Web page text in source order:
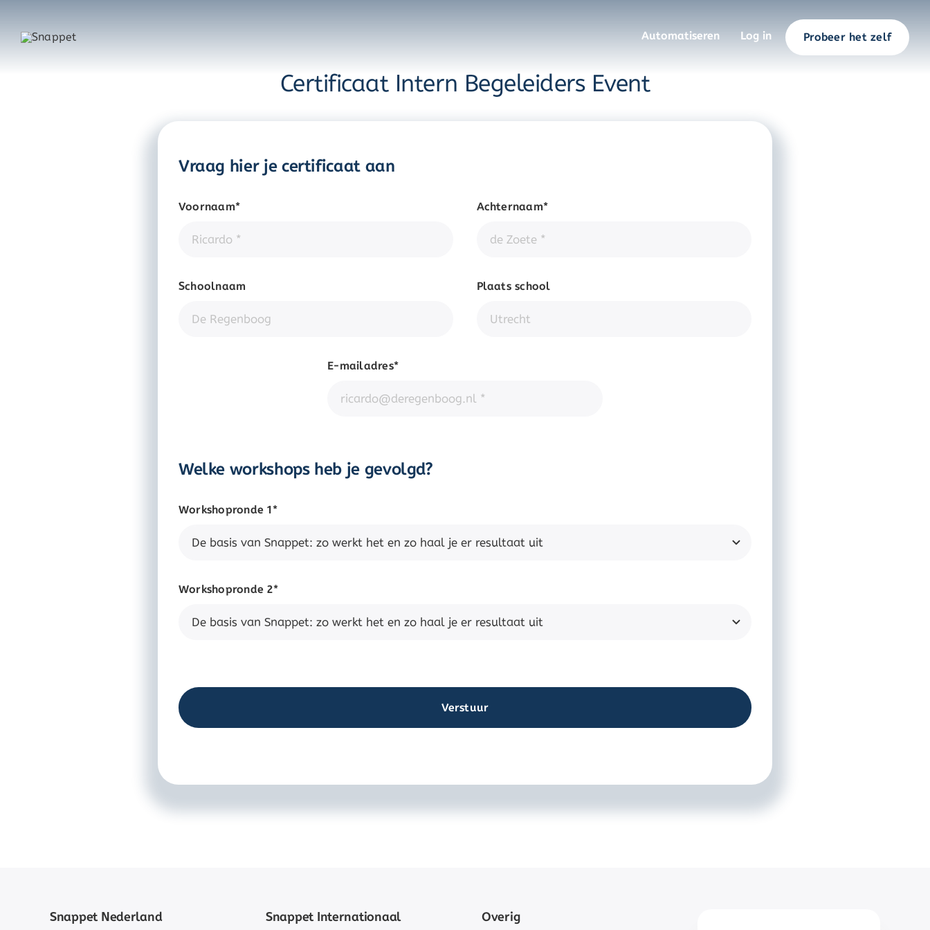
inhoud
Automatiseren Log in Probeer het zelf
Certificaat Intern Begeleiders Event
Vraag hier je certificaat aan
Voornaam* Achternaam*
Schoolnaam Plaats school
E-mailadres*
Welke workshops heb je gevolgd?
Workshopronde 1*
Workshopronde 2*
Verstuur
Snappet Nederland Snappet Internationaal Overig